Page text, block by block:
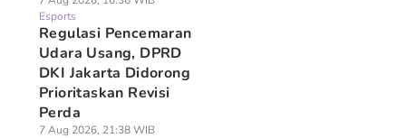
Esports
Regulasi Pencemaran
Udara Usang, DPRD
DKI Jakarta Didorong
Prioritaskan Revisi
Perda
7 Aug 2026, 21:38 WIB